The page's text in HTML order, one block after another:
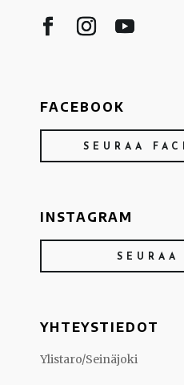
FACEBOOK
SEURAA
INSTAGRAM
SEURAA
YHTEYSTIEDOT
Ylistaro/Seinäjoki